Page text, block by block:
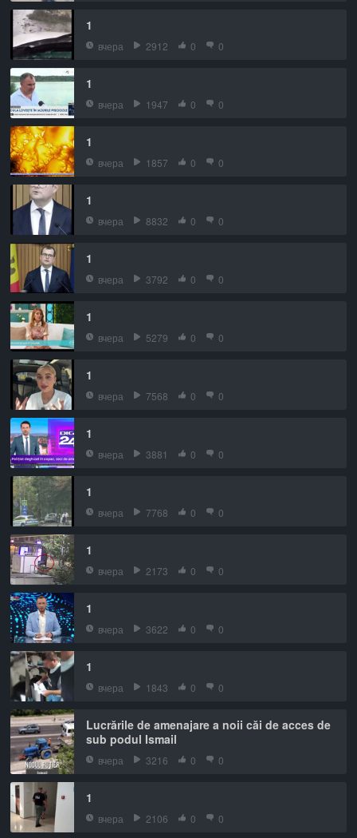
1
вчера 2912 0 0
1
вчера 1947 0 0
1
вчера 1857 0 0
1
вчера 8832 0 0
1
вчера 3792 0 0
1
вчера 5279 0 0
1
вчера 7568 0 0
1
вчера 3881 0 0
1
вчера 7768 0 0
1
вчера 2173 0 0
1
вчера 3622 0 0
1
вчера 1843 0 0
Lucrările de amenajare a noii căi de acces de
sub podul Ismail
вчера 3216 0 0
1
вчера 2106 0 0